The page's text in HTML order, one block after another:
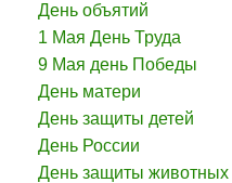
День объятий
1 Мая День Труда
9 Мая день Победы
День матери
День защиты детей
День России
День защиты животных